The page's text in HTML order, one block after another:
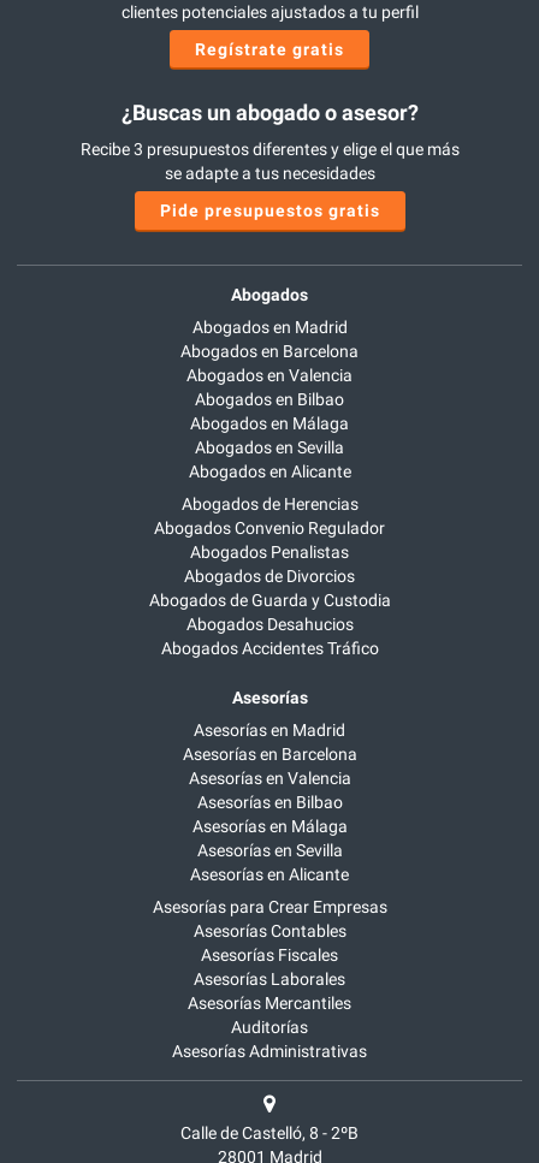
clientes potenciales ajustados a tu perfil
Regístrate gratis
¿Buscas un abogado o asesor?
Recibe 3 presupuestos diferentes y elige el que más
se adapte a tus necesidades
Pide presupuestos gratis
Abogados
Abogados en Madrid
Abogados en Barcelona
Abogados en Valencia
Abogados en Bilbao
Abogados en Málaga
Abogados en Sevilla
Abogados en Alicante
Abogados de Herencias
Abogados Convenio Regulador
Abogados Penalistas
Abogados de Divorcios
Abogados de Guarda y Custodia
Abogados Desahucios
Abogados Accidentes Tráfico
Asesorías
Asesorías en Madrid
Asesorías en Barcelona
Asesorías en Valencia
Asesorías en Bilbao
Asesorías en Málaga
Asesorías en Sevilla
Asesorías en Alicante
Asesorías para Crear Empresas
Asesorías Contables
Asesorías Fiscales
Asesorías Laborales
Asesorías Mercantiles
Auditorías
Asesorías Administrativas
Calle de Castelló, 8 - 2ºB
28001 Madrid